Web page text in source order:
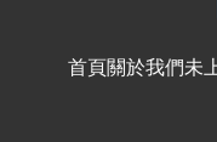
首頁關於我們未